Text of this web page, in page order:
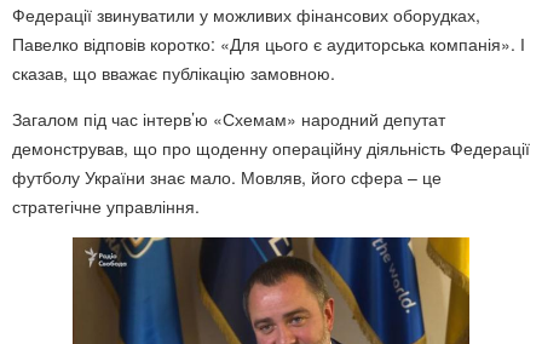
Федерації звинуватили у можливих фінансових оборудках,
Павелко відповів коротко: «Для цього є аудиторська компанія». І
сказав, що вважає публікацію замовною.
Загалом під час інтерв’ю «Схемам» народний депутат
демонстрував, що про щоденну операційну діяльність Федерації
футболу України знає мало. Мовляв, його сфера – це
стратегічне управління.